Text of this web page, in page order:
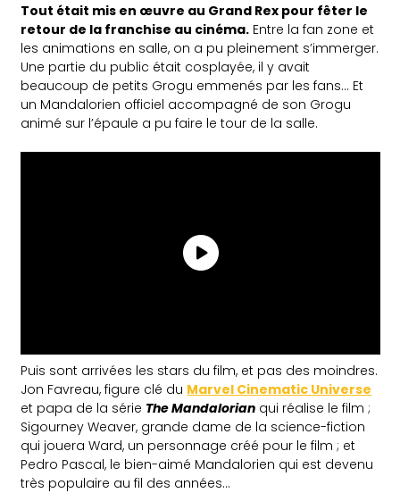
Tout était mis en œuvre au Grand Rex pour fêter le
retour de la franchise au cinéma. Entre la fan zone et
les animations en salle, on a pu pleinement s’immerger.
Une partie du public était cosplayée, il y avait
beaucoup de petits Grogu emmenés par les fans… Et
un Mandalorien officiel accompagné de son Grogu
animé sur l’épaule a pu faire le tour de la salle.
Puis sont arrivées les stars du film, et pas des moindres.
Jon Favreau, figure clé du Marvel Cinematic Universe
et papa de la série The Mandalorian qui réalise le film ;
Sigourney Weaver, grande dame de la science-fiction
qui jouera Ward, un personnage créé pour le film ; et
Pedro Pascal, le bien-aimé Mandalorien qui est devenu
très populaire au fil des années…